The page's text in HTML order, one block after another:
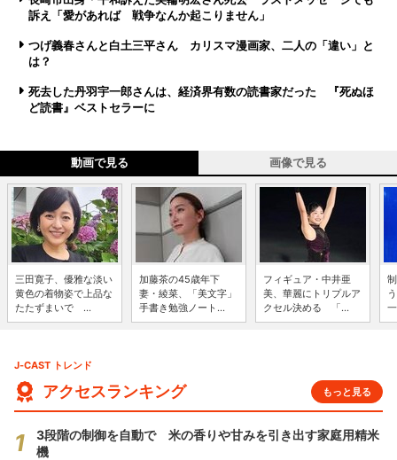
訴え「愛があれば 戦争なんか起こりません」
つげ義春さんと白土三平さん カリスマ漫画家、二人の「違い」と
は？
死去した丹羽宇一郎さんは、経済界有数の読書家だった 『死ぬほ
ど読書』ベストセラーに
動画で見る 画像で見る
三田寛子、優雅な淡い
黄色の着物姿で上品な
たたずまいで ...
加藤茶の45歳年下
妻・綾菜、「美文字」
手書き勉強ノート...
フィギュア・中井亜
美、華麗にトリプルア
クセル決める 「...
J-CAST トレンド
アクセスランキング もっと見る
3段階の制御を自動で 米の香りや甘みを引き出す家庭用精米
機